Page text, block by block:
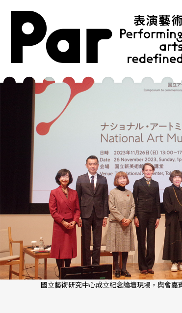
跳到主要內容區塊
網站導覽
國立藝術研究中心成立紀念論壇現場，與會嘉